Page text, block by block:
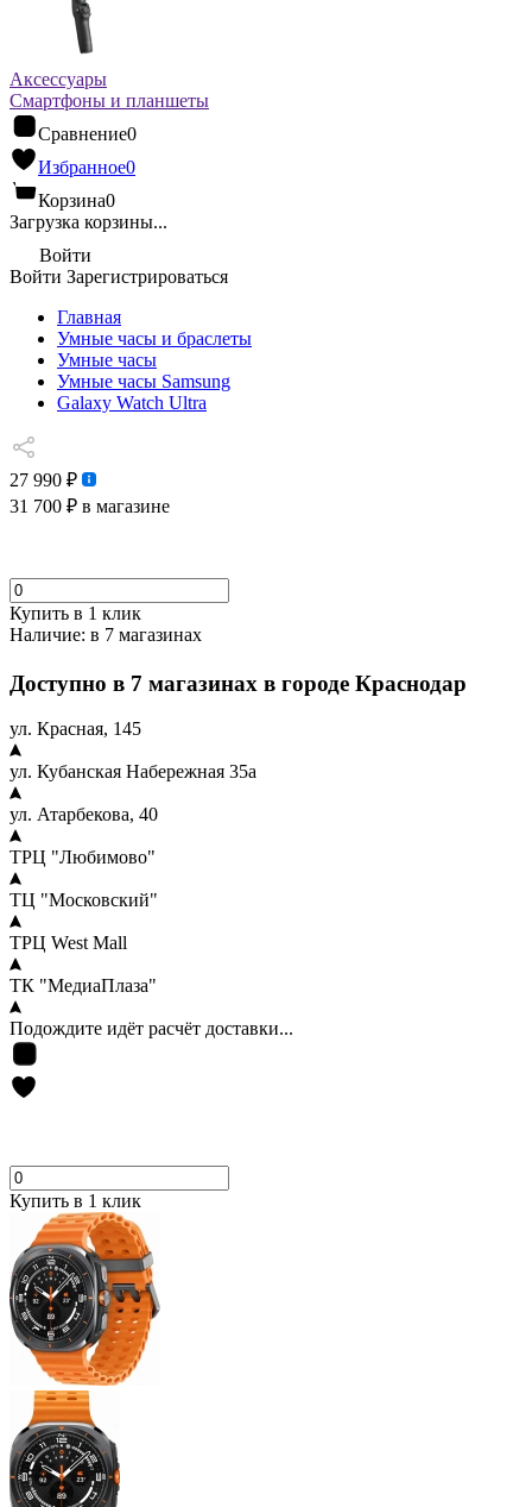
Аксессуары
Смартфоны и планшеты
Сравнение0
Избранное0
Корзина0
Загрузка корзины...
Войти
Войти Зарегистрироваться
Главная
Умные часы и браслеты
Умные часы
Умные часы Samsung
Galaxy Watch Ultra
27 990 ₽
31 700 ₽ в магазине
Купить в 1 клик
Наличие: в 7 магазинах
Доступно в 7 магазинах в городе Краснодар
ул. Красная, 145
ул. Кубанская Набережная 35а
ул. Атарбекова, 40
ТРЦ "Любимово"
ТЦ "Московский"
ТРЦ West Mall
ТК "МедиаПлаза"
Подождите идёт расчёт доставки...
Купить в 1 клик